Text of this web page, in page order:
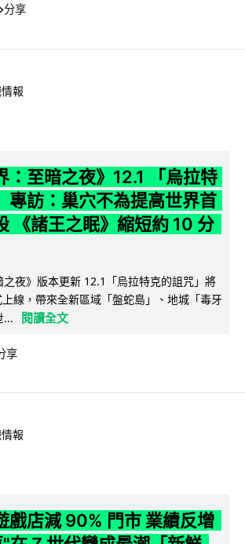
分享
報
：至暗之夜》12.1 「烏拉特
專訪：巢穴不為提高世界首
《諸王之眠》縮短約 10 分
之夜》版本更新 12.1「烏拉特克的詛咒」將
線，帶來全新區域「盤蛇島」、地城「毒牙
...
閱讀全文
享
報
戲店減 90% 門市 業績反增